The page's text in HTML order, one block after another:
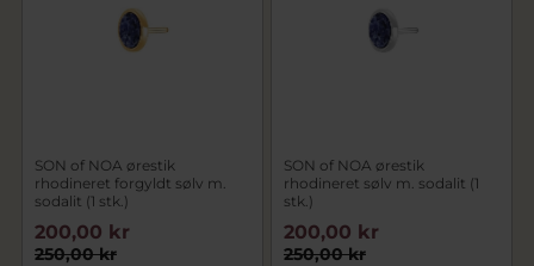
SON of NOA ørestik
rhodineret forgyldt sølv m.
sodalit (1 stk.)
250,00 kr
200,00 kr
SON of NOA ørestik
rhodineret sølv m. sodalit (1
stk.)
250,00 kr
200,00 kr